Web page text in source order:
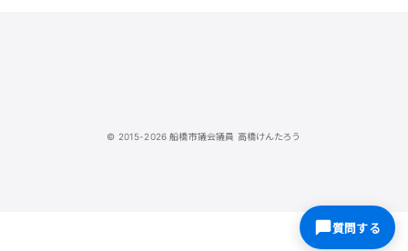
© 2015-2026 船橋市議会議員 高橋けんたろう
質問する